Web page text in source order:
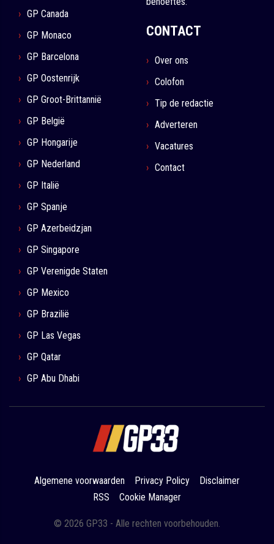
GP Canada
GP Monaco
GP Barcelona
GP Oostenrijk
GP Groot-Brittannië
GP België
GP Hongarije
GP Nederland
GP Italië
GP Spanje
GP Azerbeidzjan
GP Singapore
GP Verenigde Staten
GP Mexico
GP Brazilië
GP Las Vegas
GP Qatar
GP Abu Dhabi
CONTACT
Over ons
Colofon
Tip de redactie
Adverteren
Vacatures
Contact
Algemene voorwaarden Privacy Policy
Disclaimer
RSS
Cookie Manager
© 2026 GP33 - Alle rechten voorbehouden.